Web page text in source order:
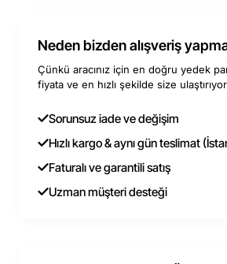
Neden bizden alışveriş
Çünkü aracınız için en doğru yedek
fiyata ve en hızlı şekilde size
Sorunsuz iade ve değişim
Hızlı kargo & aynı gün teslimat
Faturalı ve garantili satış
Uzman müşteri desteği